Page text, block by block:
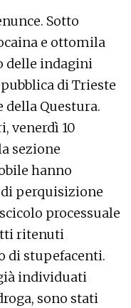
Sotto
e ottomila
delle indagini
di Trieste
della Questura.
venerdì 10
sezione
hanno
perquisizione
processuale
ritenuti
di stupefacenti.
individuati
sono stati